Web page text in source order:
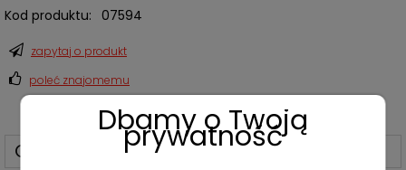
Kod produktu: 07594
zapytaj o produkt
poleć znajomemu
Opis
Dbamy o Twoją
prywatność